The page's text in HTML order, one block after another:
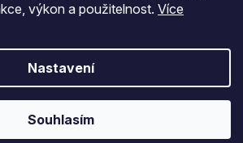
výkon a použitelnost. Více
Nastavení
Souhlasím
E-mail
e-mailu souhlasíte s
osobních údajů